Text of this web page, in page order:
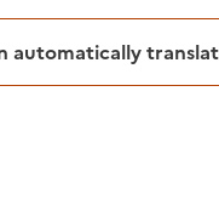
automatically